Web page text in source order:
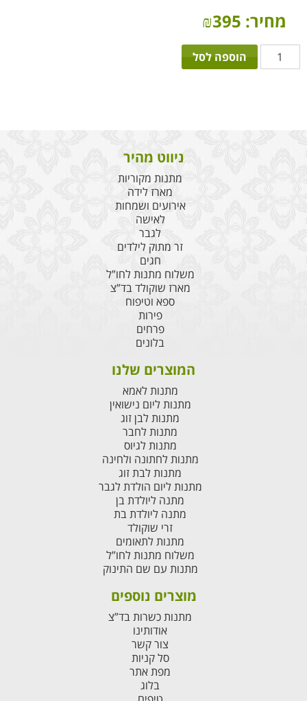
מחיר: ₪395
כמות
הוספה לסל
ניווט מהיר
מתנות מקוריות
מארז לידה
אירועים ושמחות
לאישה
לגבר
זר מתוק לילדים
חגים
משלוח מתנות לחו”ל
מארז שוקולד בד”צ
ספא וטיפוח
פירות
פרחים
בלונים
המוצרים שלנו
מתנות לאמא
מתנות ליום נישואין
מתנות לבן זוג
מתנות לחבר
מתנות לגיוס
מתנות לחתונה ולחינה
מתנות לבת זוג
מתנות ליום הולדת לגבר
מתנה ליולדת בן
מתנה ליולדת בת
זרי שוקולד
מתנות לתאומים
משלוח מתנות לחו”ל
מתנות עם שם התינוק
מוצרים נוספים
מתנות כשרות בד”צ
אודותינו
צור קשר
סל קניות
מפת אתר
בלוג